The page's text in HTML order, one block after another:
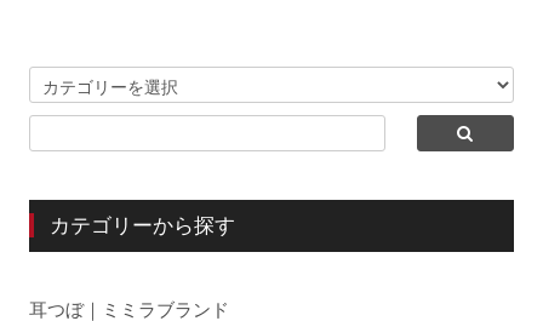
カテゴリーから探す
耳つぼ｜ミミラブランド